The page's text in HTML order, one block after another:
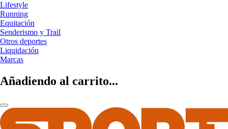
Lifestyle
Running
Equitación
Senderismo y Trail
Otros deportes
Liquidación
Marcas
Añadiendo al carrito...